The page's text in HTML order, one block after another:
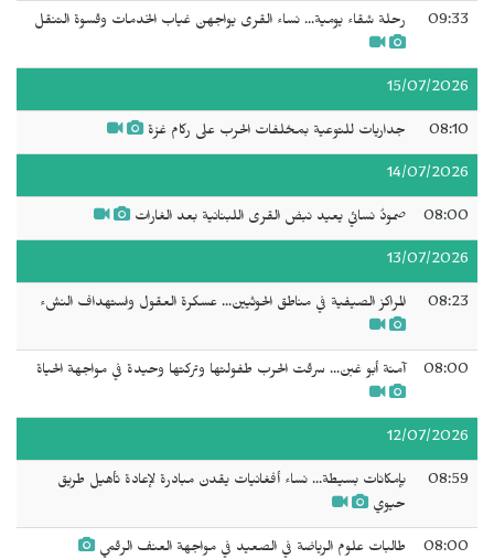
09:33 رحلة شقاء يومية... نساء القرى يواجهن غياب الخدمات وقسوة التنقل
15/07/2026
08:10 جداريات للتوعية بمخلفات الحرب على ركام غزة
14/07/2026
08:00 صمودٌ نسائي يعيد نبض القرى اللبنانية بعد الغارات
13/07/2026
08:23 المراكز الصيفية في مناطق الحوثيين... عسكرة العقول واستهداف النشء
08:00 آمنة أبو غبن... سرقت الحرب طفولتها وتركتها وحيدة في مواجهة الحياة
12/07/2026
08:59
بإمكانات بسيطة... نساء أفغانيات يقدن مبادرة لإعادة تأهيل طريق
حيوي
08:00 طالبات علوم الرياضة في الصعيد في مواجهة العنف الرقمي